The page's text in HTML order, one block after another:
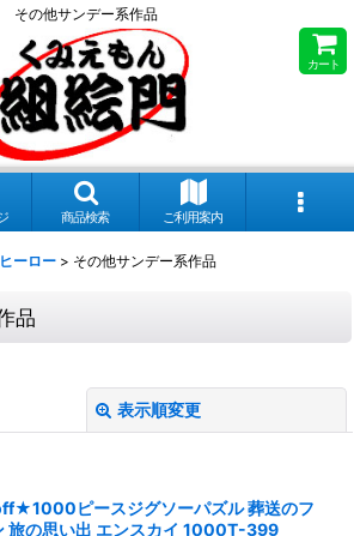
その他サンデー系作品
カート
商品検索 ご利用案内
ーロー > その他サンデー系作品
品
表示順変更
ピースジグソーパズル 葬送のフ
旅の思い出 エンスカイ 1000T-399